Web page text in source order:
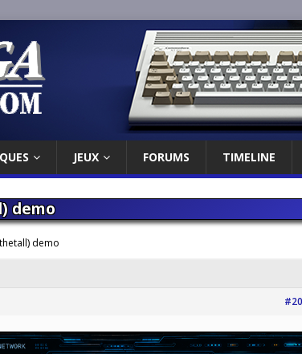
JEUX FORUMS TIMELINE
demo
demo